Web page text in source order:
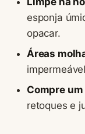
esponja
opacar.
Áreas
Compre
retoques e